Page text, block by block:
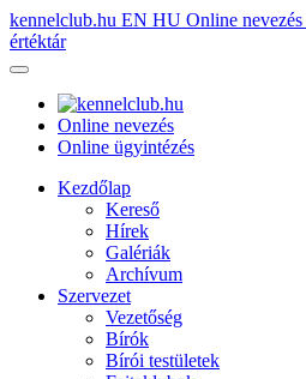
kennelclub.hu EN HU Online nevezés
értéktár
Online nevezés
Online ügyintézés
Kezdőlap
Kereső
Hírek
Galériák
Archívum
Szervezet
Vezetőség
Bírók
Bírói testületek